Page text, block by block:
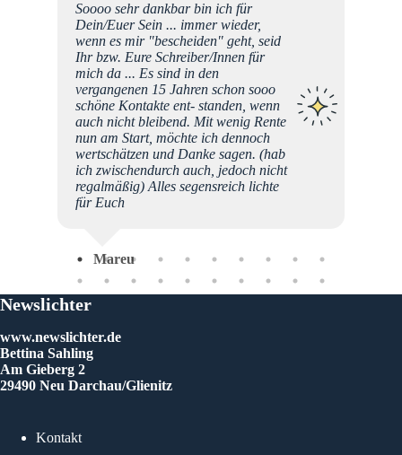
Soooo sehr dankbar bin ich für
Dein/Euer Sein ... immer wieder,
wenn es mir "bescheiden" geht, seid
Ihr bzw. Eure Schreiber/Innen für
mich da ... Es sind in den
vergangenen 15 Jahren schon sooo
schöne Kontakte ent- standen, wenn
auch nicht bleibend. Mit wenig Rente
nun am Start, möchte ich dennoch
wertschätzen und Danke sagen. (hab
ich zwischendurch auch, jedoch nicht
regalmäßig) Alles segensreich lichte
für Euch
Mareu
Newslichter
www.newslichter.de
Bettina Sahling
Am Gieberg 2
29490 Neu Darchau/Glienitz
Kontakt